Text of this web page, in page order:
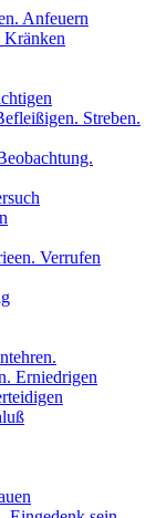
Anfeuern
Kränken
Streben.
Verrufen
Erniedrigen